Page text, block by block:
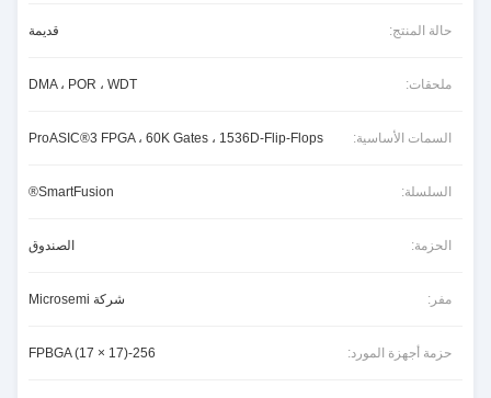
حالة المنتج: قديمة
ملحقات: DMA ، POR ، WDT
السمات الأساسية: ProASIC®3 FPGA ، 60K Gates ، 1536D-Flip-Flops
السلسلة: SmartFusion®
الحزمة: الصندوق
مفر: شركة Microsemi
حزمة أجهزة المورد: 256-FPBGA (17 × 17)